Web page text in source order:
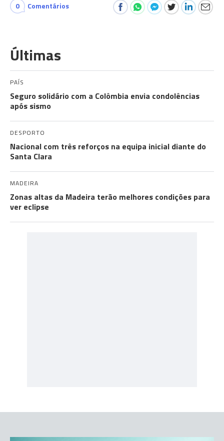
0 Comentários
Últimas
PAÍS
Seguro solidário com a Colômbia envia condolências
após sismo
DESPORTO
Nacional com três reforços na equipa inicial diante do
Santa Clara
MADEIRA
Zonas altas da Madeira terão melhores condições para
ver eclipse